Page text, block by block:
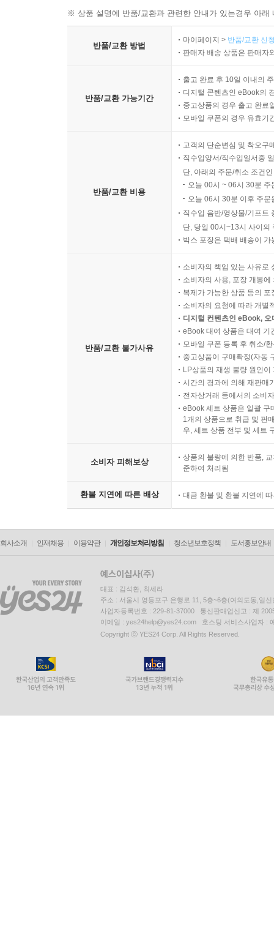
※ 상품 설명에 반품/교환과 관련한 안내가 있는경우 아
반품/교환 방법
마이페이지 > 반품/교환 신
판매자 배송 상품은 판매자
반품/교환 가능기간
출고 완료 후 10일 이내의
디지털 콘텐츠인 eBook의
중고상품의 경우 출고 완료
모바일 쿠폰의 경우 유효기
반품/교환 비용
고객의 단순변심 및 착오구
직수입양서/직수입일서중
단, 아래의 주문/취소 조건
오늘 00시 ~ 06시 30분
오늘 06시 30분 이후 주
직수입 음반/영상물/기프트
단, 당일 00시~13시 사이의
박스 포장은 택배 배송이
반품/교환 불가사유
소비자의 책임 있는 사유로
소비자의 사용, 포장 개봉
복제가 가능한 상품 등의
소비자의 요청에 따라 개별
디지털 컨텐츠인 eBook,
eBook 대여 상품은 대여 기
모바일 쿠폰 등록 후 취소/
중고상품이 구매확정(자동
LP상품의 재생 불량 원인
시간의 경과에 의해 재판매
전자상거래 등에서의 소비
eBook 세트 상품은 일괄 구
1개의 상품으로 취급 및 판
우, 세트 상품 전부 및 세트
소비자 피해보상
상품의 불량에 의한 반품,
준하여 처리됨
환불 지연에 따른 배상 대금 환불 및 환불 지연에
회사소개 인재채용 이용약관 개인정보처리방침 청소년보호정책 도서홍보안내
대표 : 김석환, 최세라
주소 : 서울시 영등포구 은행로 11, 5층~6층(여의도동,일신
사업자등록번호 : 229-81-37000 통신판매업신고 : 제
이메일 : yes24help@yes24.com 호스팅 서비스사업자 :
Copyright ⓒ YES24 Corp. All Rights Reserved.